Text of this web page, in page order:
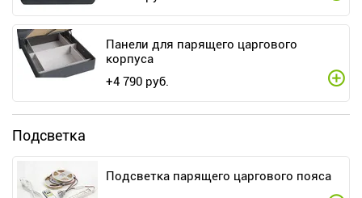
Панели для парящего царгового
корпуса
+4 790 руб.
Подсветка
Подсветка парящего царгового пояса